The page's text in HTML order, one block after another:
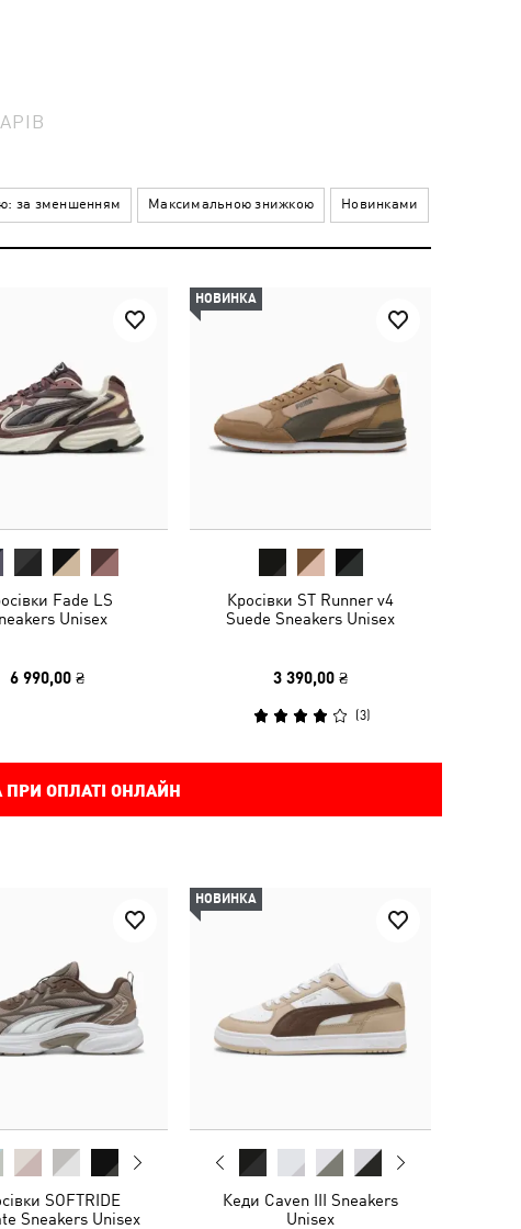
за зменшенням Максимальною знижкою Новинками
Fade LS
Unisex
6 990,00 ₴
НОВИНКА
Кросівки ST Runner v4
Suede Sneakers Unisex
3 390,00 ₴
(3)
ОПЛАТІ ОНЛАЙН
SOFTRIDE
Sneakers Unisex
НОВИНКА
Кеди Caven III Sneakers
Unisex